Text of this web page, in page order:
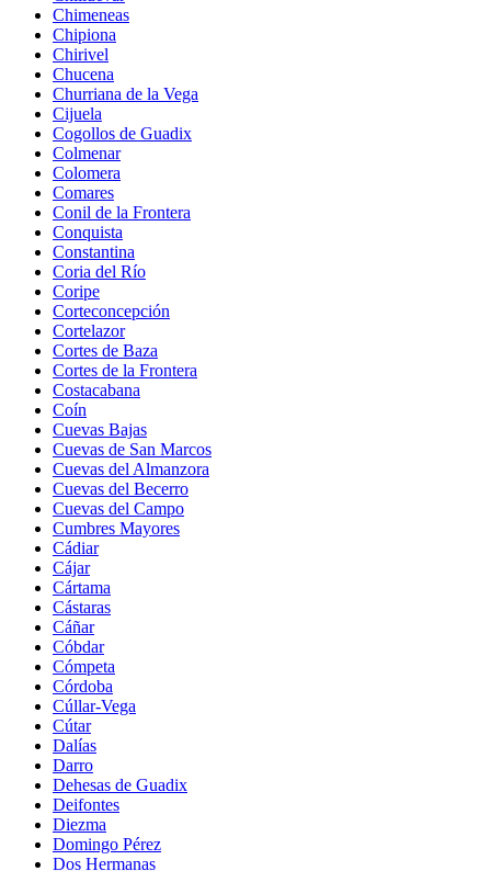
Chimeneas
Chipiona
Chirivel
Chucena
Churriana de la Vega
Cijuela
Cogollos de Guadix
Colmenar
Colomera
Comares
Conil de la Frontera
Conquista
Constantina
Coria del Río
Coripe
Corteconcepción
Cortelazor
Cortes de Baza
Cortes de la Frontera
Costacabana
Coín
Cuevas Bajas
Cuevas de San Marcos
Cuevas del Almanzora
Cuevas del Becerro
Cuevas del Campo
Cumbres Mayores
Cádiar
Cájar
Cártama
Cástaras
Cáñar
Cóbdar
Cómpeta
Córdoba
Cúllar-Vega
Cútar
Dalías
Darro
Dehesas de Guadix
Deifontes
Diezma
Domingo Pérez
Dos Hermanas